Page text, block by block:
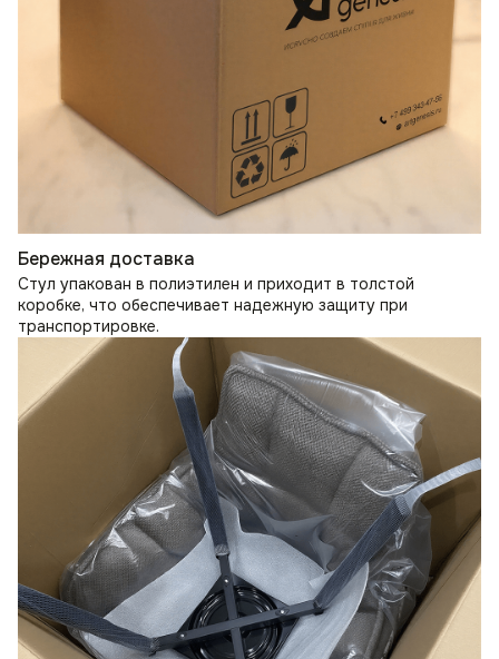
Бережная доставка
Стул упакован в полиэтилен и приходит в толстой
коробке, что обеспечивает надежную защиту при
транспортировке.